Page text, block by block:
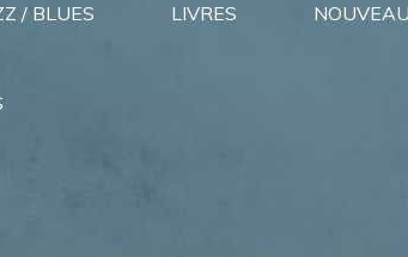
/ BLUES LIVRES